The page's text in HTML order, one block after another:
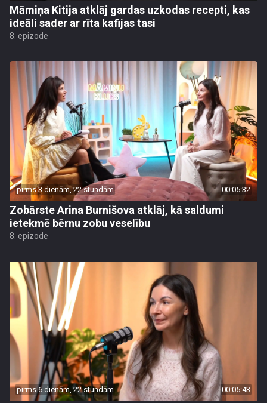
Māmiņa Kitija atklāj gardas uzkodas recepti, kas
ideāli sader ar rīta kafijas tasi
8. epizode
pirms 3 dienām, 22 stundām 00:05:32
Zobārste Arina Burnišova atklāj, kā saldumi
ietekmē bērnu zobu veselību
8. epizode
pirms 6 dienām, 22 stundām 00:05:43